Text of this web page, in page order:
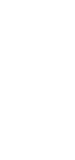
幸袋らぶはー